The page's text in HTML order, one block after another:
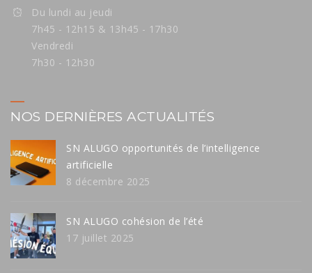
Du lundi au jeudi
7h45 - 12h15 & 13h45 - 17h30
Vendredi
7h30 - 12h30
NOS DERNIÈRES ACTUALITÉS
SN ALUGO opportunités de l’intelligence
artificielle
8 décembre 2025
SN ALUGO cohésion de l’été
17 juillet 2025